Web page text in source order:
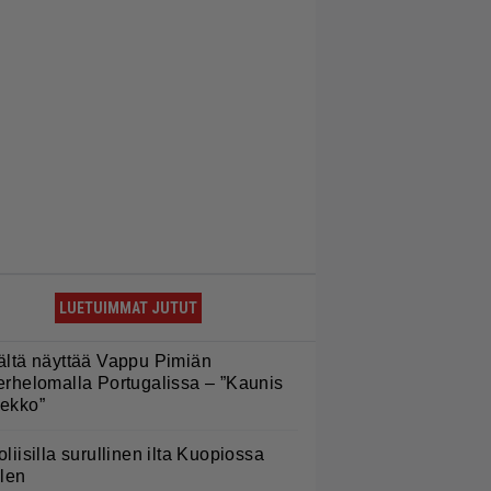
LUETUIMMAT JUTUT
näyttää Vappu Pimiän
Portugalissa – ”Kaunis
surullinen ilta Kuopiossa